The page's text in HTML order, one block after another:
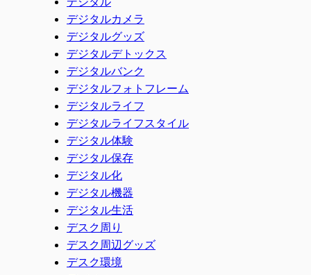
デジタルカメラ
デジタルグッズ
デジタルデトックス
デジタルバンク
デジタルフォトフレーム
デジタルライフ
デジタルライフスタイル
デジタル体験
デジタル保存
デジタル化
デジタル機器
デジタル生活
デスク周り
デスク周辺グッズ
デスク環境